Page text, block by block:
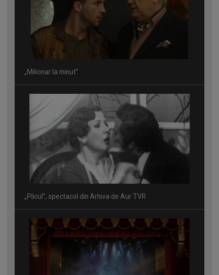
„Milionar la minut”
„Plicul”, spectacol din Arhiva de Aur TVR